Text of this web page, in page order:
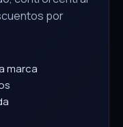
por
marca